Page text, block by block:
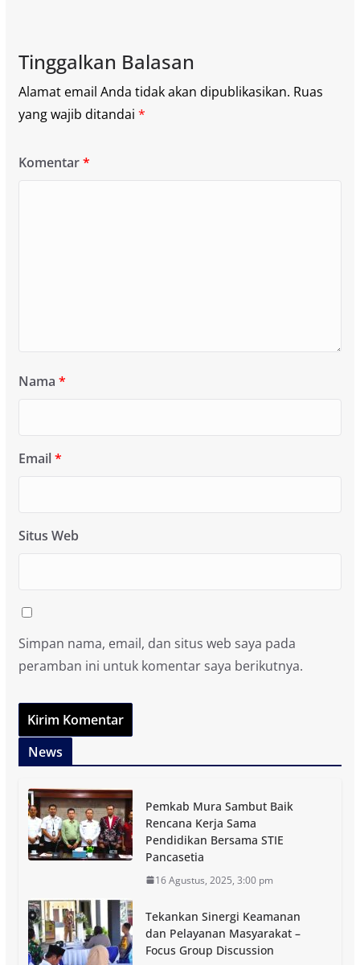
Tinggalkan Balasan
Alamat email Anda tidak akan dipublikasikan. Ruas
yang wajib ditandai *
Komentar*
Nama *
Email*
Situs Web
Simpan nama, email, dan situs web saya pada
peramban ini untuk komentar saya berikutnya.
News
Pemkab Mura Sambut Baik
Rencana Kerja Sama
Pendidikan Bersama STIE
Pancasetia
16 Agustus, 2025, 3:00 pm
Tekankan Sinergi Keamanan
dan Pelayanan Masyarakat –
Focus Group Discussion